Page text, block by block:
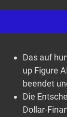
Das auf
up Figure
beendet
Die
Dollar-